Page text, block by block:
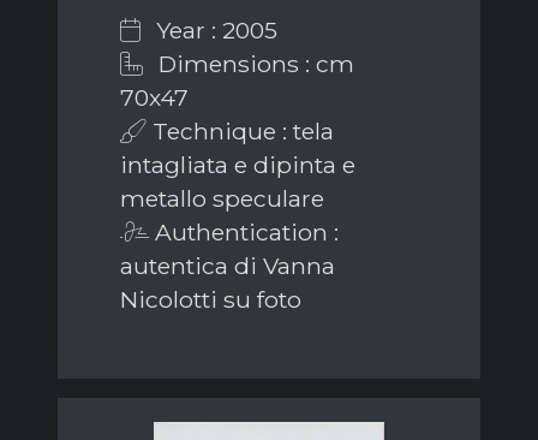
Year : 2005
Dimensions : cm
70x47
Technique : tela
intagliata e dipinta e
metallo speculare
Authentication :
autentica di Vanna
Nicolotti su foto